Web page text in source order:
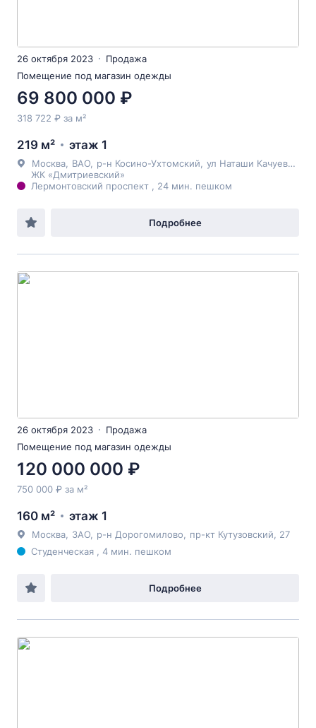
26 октября 2023
Продажа
Помещение под магазин одежды
69 800 000 ₽
318 722 ₽ за м²
219 м² этаж 1
Москва ВАО р-н Косино-Ухтомский ул Наташи Качуевской
ЖК «Дмитриевский»
Лермонтовский проспект , 24 мин. пешком
Подробнее
26 октября 2023
Продажа
Помещение под магазин одежды
120 000 000 ₽
750 000 ₽ за м²
160 м² этаж 1
Москва ЗАО р-н Дорогомилово пр-кт Кутузовский , 27
Студенческая , 4 мин. пешком
Подробнее